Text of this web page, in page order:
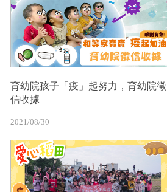
育幼院孩子「疫」起努力，育幼院徵
信收據
2021/08/30